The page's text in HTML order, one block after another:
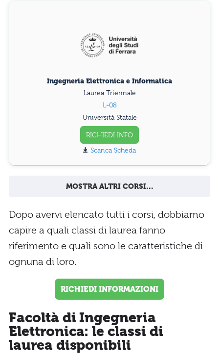
Ingegneria Elettronica e Informatica
Laurea Triennale
L-08
Università Statale
RICHIEDI INFO
Scarica Scheda
MOSTRA ALTRI CORSI...
Dopo avervi elencato tutti i corsi, dobbiamo
capire a quali classi di laurea fanno
riferimento e quali sono le caratteristiche di
ognuna di loro.
RICHIEDI INFORMAZIONI
Facoltà di Ingegneria
Elettronica: le classi di
laurea disponibili